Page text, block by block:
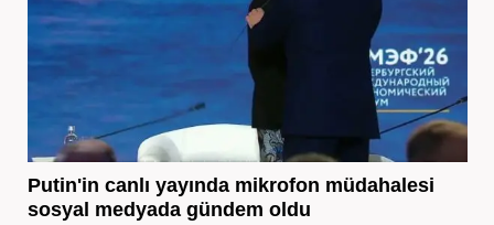
Putin'in canlı yayında mikrofon müdahalesi
sosyal medyada gündem oldu